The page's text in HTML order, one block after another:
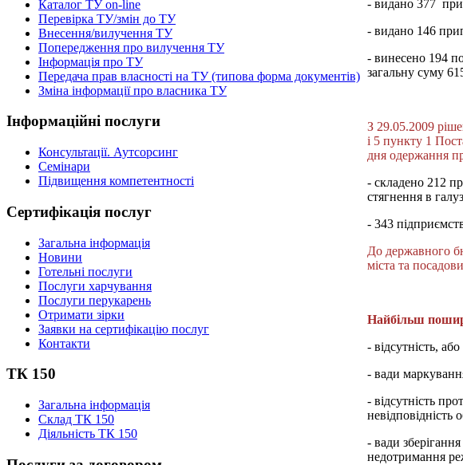
Каталог ТУ on-line
Перевірка ТУ/змін до ТУ
Внесення/вилучення ТУ
Попередження про вилучення ТУ
Інформація про ТУ
Передача прав власності на ТУ (типова форма документів)
Зміна інформації про власника ТУ
Інформаційні послуги
Консультації. Аутсорсинг
Семінари
Підвищення компетентності
Сертифікація послуг
Загальна інформація
Новини
Готельні послуги
Послуги харчування
Послуги перукарень
Отримати зірки
Заявки на сертифікацію послуг
Контакти
ТК 150
Загальна інформація
Склад ТК 150
Діяльність ТК 150
- видано 377
- видано 146
- винесено 194
загальну суму
З 29.05.2009
і 5 пункту 1
дня одержання
- складено 212
стягнення в
- 343
До державного
міста та
Найбільш
- відсутність,
- вади
- відсутність
- вади
недотримання